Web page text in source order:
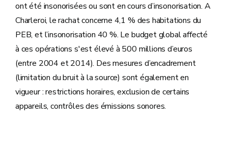
ont été insonorisées ou sont en cours d’insonorisation. A
Charleroi, le rachat concerne 4,1 % des habitations du
PEB, et l’insonorisation 40 %. Le budget global affecté
à ces opérations s'est élevé à 500 millions d’euros
(entre 2004 et 2014). Des mesures d’encadrement
(limitation du bruit à la source) sont également en
vigueur : restrictions horaires, exclusion de certains
appareils, contrôles des émissions sonores.